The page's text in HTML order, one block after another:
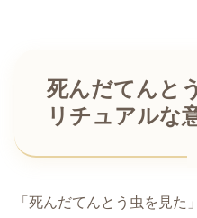
死んだてんと
リチュアルな
「死んだてんとう虫を見